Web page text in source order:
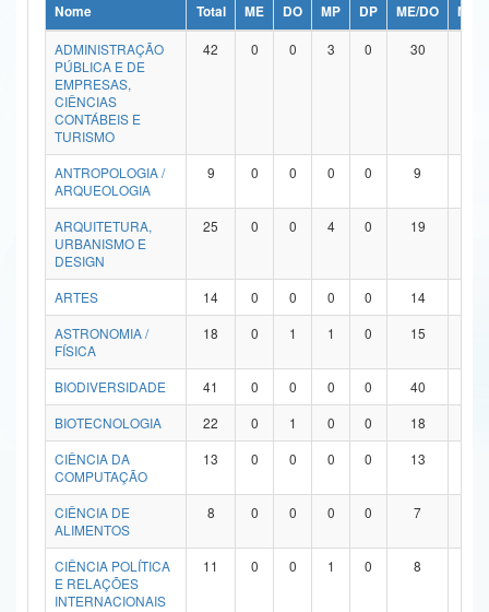
Ministério da Ciência, Tecnologia, Inovações e Comunicações
Ministério do Meio Ambiente
Ministério do Turismo
Ministério do Desenvolvimento Regional
Controladoria-Geral da União
Ministério da Mulher, da Família e dos Direitos Humanos
Secretaria de Governo
Advocacia-Geral da União
Banco Central do Brasil
Nome Total ME DO MP DP ME/DO
MP/
ADMINISTRAÇÃO
PÚBLICA E DE
EMPRESAS,
CIÊNCIAS
CONTÁBEIS E
TURISMO
42 0 0 3 0 30
ANTROPOLOGIA /
ARQUEOLOGIA
9 0 0 0 0 9
ARQUITETURA,
URBANISMO E
DESIGN
25 0 0 4 0 19
ARTES 14 0 0 0 0 14
ASTRONOMIA /
FÍSICA
18 0 1 1 0 15
BIODIVERSIDADE 41 0 0 0 0 40
BIOTECNOLOGIA
22 0 1 0 0 18
CIÊNCIA DA
COMPUTAÇÃO
13 0 0 0 0 13
CIÊNCIA DE
ALIMENTOS
8 0 0 0 0 7
CIÊNCIA POLÍTICA
E RELAÇÕES
INTERNACIONAIS
11 0 0 1 0 8